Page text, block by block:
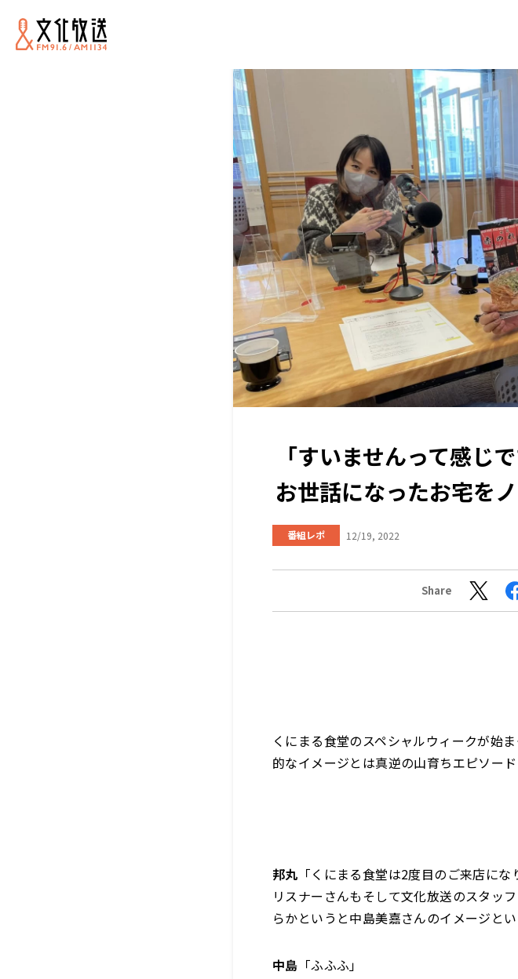
「すいませんって感じ
お世話になったお宅を
番組レポ 12/19, 2022
Share
くにまる食堂のスペシャルウィークが始
的なイメージとは真逆の山育ちエピソード
邦丸 「くにまる食堂は2度目のご来店に
リスナーさんもそして文化放送のスタッ
らかというと中島美嘉さんのイメージと
中島 「ふふふ」